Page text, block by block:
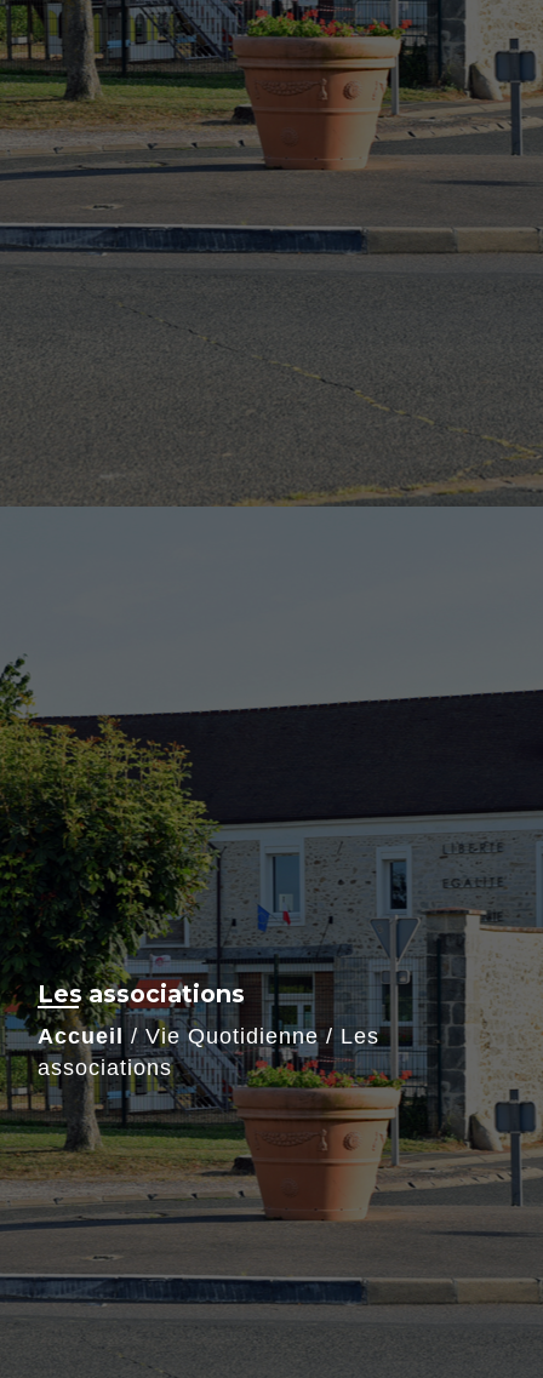
Les associations
Accueil / Vie Quotidienne/ Les
associations